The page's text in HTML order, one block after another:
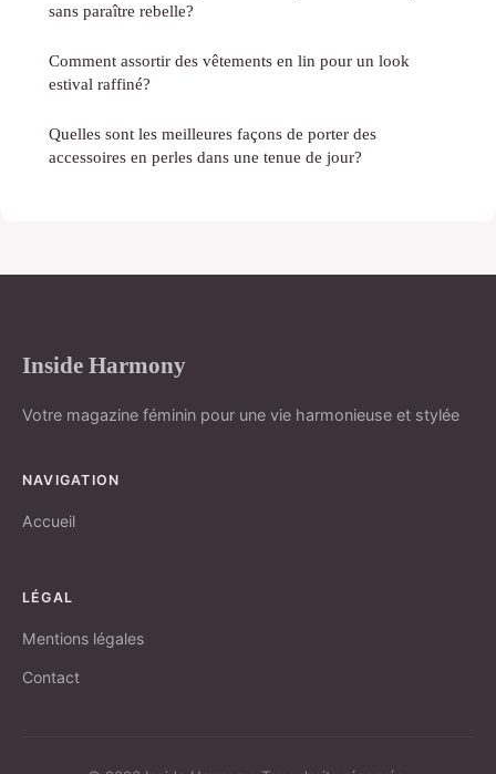
sans paraître rebelle?
Comment assortir des vêtements en lin pour un look
estival raffiné?
Quelles sont les meilleures façons de porter des
accessoires en perles dans une tenue de jour?
Inside Harmony
Votre magazine féminin pour une vie harmonieuse et stylée
NAVIGATION
Accueil
LÉGAL
Mentions légales
Contact